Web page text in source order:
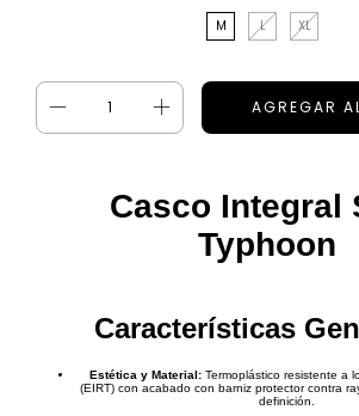
M
L XL
Casco Integral
Typhoon
Características
Estética y Material:Termoplástico resistente a
(EIRT) con acabado con barniz protector contra
definición.